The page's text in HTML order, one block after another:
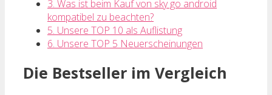
3. Was ist beim Kauf von sky go android
kompatibel zu beachten?
5. Unsere TOP 10 als Auflistung
6. Unsere TOP 5 Neuerscheinungen
Die Bestseller im Vergleich